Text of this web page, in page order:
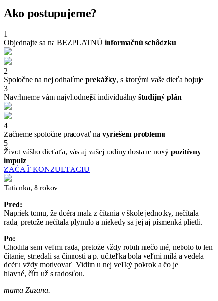
Ako postupujeme?
1
Objednajte sa na BEZPLATNÚ informačnú schôdzku
2
Spoločne na nej odhalíme prekážky, s ktorými vaše dieťa bojuje
3
Navrhneme vám najvhodnejší individuálny študijný plán
4
Začneme spoločne pracovať na vyriešení problému
5
Život vášho dieťaťa, vás aj vašej rodiny dostane nový pozitívny
impulz
ZAČAŤ KONZULTÁCIU
Tatianka, 8 rokov
Pred:
Napriek tomu, že dcéra mala z čítania v škole jednotky, nečítala
rada, pretože nečítala plynulo a niekedy sa jej aj písmenká plietli.
Po:
Chodila sem veľmi rada, pretože vždy robili niečo iné, nebolo to len
čítanie, striedali sa činnosti a p. učiteľka bola veľmi milá a vedela
dcéru vždy motivovať. Vidím u nej veľký pokrok a čo je
hlavné, číta už s radosťou.
mama Zuzana.